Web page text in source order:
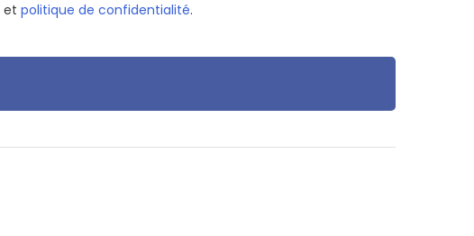
et politique de confidentialité.